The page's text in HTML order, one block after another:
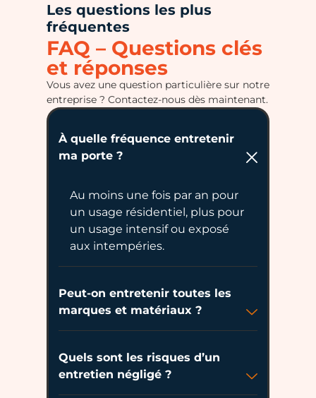
Les questions les plus
fréquentes
FAQ – Questions clés
et réponses
Vous avez une question particulière sur notre
entreprise ? Contactez-nous dès maintenant.
À quelle fréquence entretenir
ma porte ?
Au moins une fois par an pour
un usage résidentiel, plus pour
un usage intensif ou exposé
aux intempéries.
Peut-on entretenir toutes les
marques et matériaux ?
Quels sont les risques d’un
entretien négligé ?